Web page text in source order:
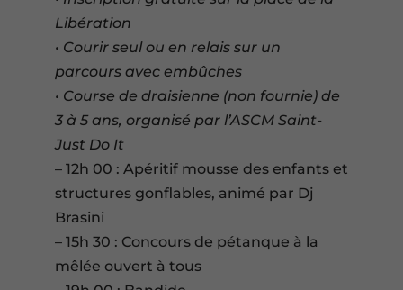
Libération
• Courir seul ou en relais sur un
parcours avec embûches
• Course de draisienne (non fournie) de
3 à 5 ans, organisé par l’ASCM Saint-
Just Do It
– 12h 00 : Apéritif mousse des enfants et
structures gonflables, animé par Dj
Brasini
– 15h 30 : Concours de pétanque à la
mêlée ouvert à tous